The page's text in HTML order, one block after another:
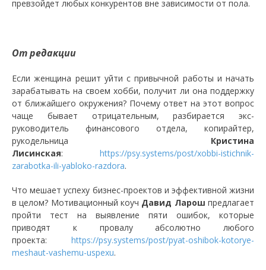
превзойдет любых конкурентов вне зависимости от пола.
От редакции
Если женщина решит уйти с привычной работы и начать
зарабатывать на своем хобби, получит ли она поддержку
от ближайшего окружения? Почему ответ на этот вопрос
чаще бывает отрицательным, разбирается экс-
руководитель финансового отдела, копирайтер,
рукодельница Кристина
Лисинская: https://psy.systems/post/xobbi-istichnik-
zarabotka-ili-yabloko-razdora.
Что мешает успеху бизнес-проектов и эффективной жизни
в целом? Мотивационный коуч Давид Ларош предлагает
пройти тест на выявление пяти ошибок, которые
приводят к провалу абсолютно любого
проекта: https://psy.systems/post/pyat-oshibok-kotorye-
meshaut-vashemu-uspexu.